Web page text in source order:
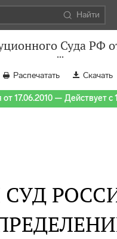
Найти
Суда РФ
Распечатать Скачать
17.06.2010 — Действует с